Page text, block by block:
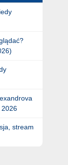
2026
stream